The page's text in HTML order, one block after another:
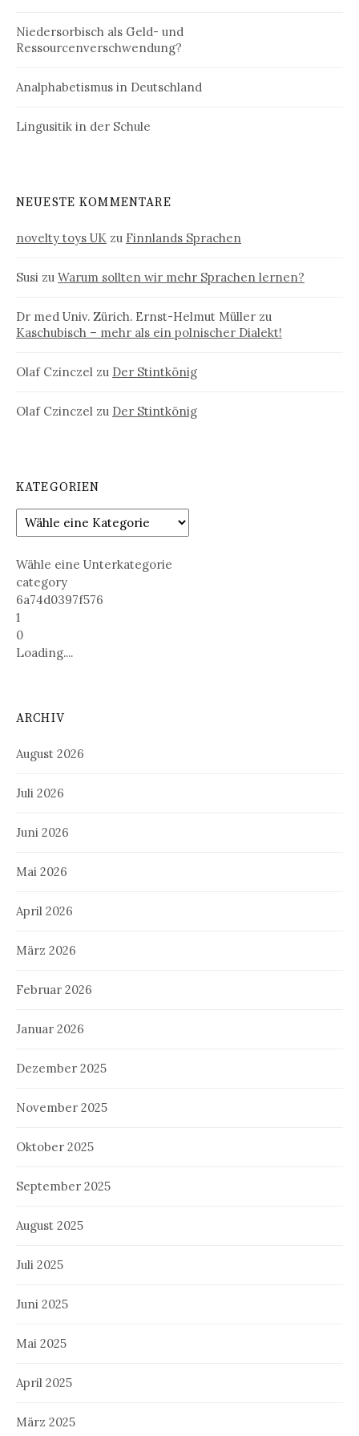
Niedersorbisch als Geld- und
Ressourcenverschwendung?
Analphabetismus in Deutschland
Lingusitik in der Schule
NEUESTE KOMMENTARE
novelty toys UK zu Finnlands Sprachen
Susi zu Warum sollten wir mehr Sprachen lernen?
Dr med Univ. Zürich. Ernst-Helmut Müller zu
Kaschubisch – mehr als ein polnischer Dialekt!
Olaf Czinczel zu Der Stintkönig
Olaf Czinczel zu Der Stintkönig
KATEGORIEN
Wähle eine Unterkategorie
category
6a74d0397f576
1
0
Loading....
ARCHIV
August 2026
Juli 2026
Juni 2026
Mai 2026
April 2026
März 2026
Februar 2026
Januar 2026
Dezember 2025
November 2025
Oktober 2025
September 2025
August 2025
Juli 2025
Juni 2025
Mai 2025
April 2025
März 2025